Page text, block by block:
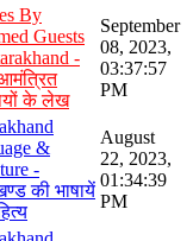
By
Guests
-
के लेख
September
08, 2023,
03:37:57
PM
&
-
की भाषायें
August
22, 2023,
01:34:39
PM